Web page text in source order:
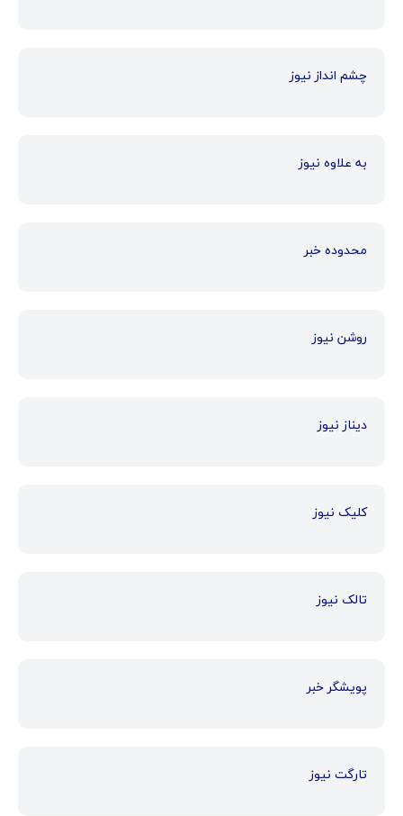
چشم انداز نیوز
به علاوه نیوز
محدوده خبر
روشن نیوز
دیناز نیوز
کلیک نیوز
تالک نیوز
پویشگر خبر
تارگت نیوز